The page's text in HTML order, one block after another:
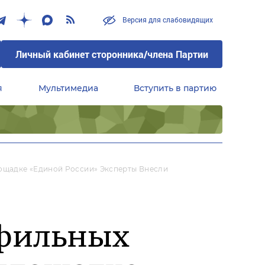
Версия для слабовидящих
Личный кабинет сторонника/члена Партии
Мультимедиа Вступить в партию
«Единой России» Эксперты Внесли